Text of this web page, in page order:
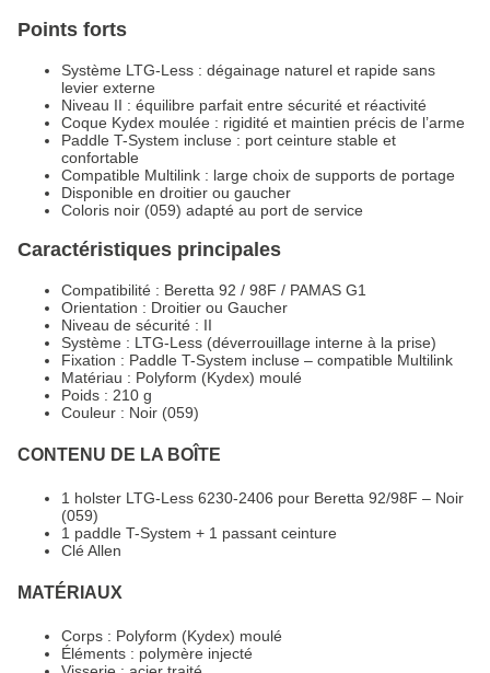
Points forts
Système LTG-Less : dégainage naturel et rapide sans
levier externe
Niveau II : équilibre parfait entre sécurité et réactivité
Coque Kydex moulée : rigidité et maintien précis de l’arme
Paddle T-System incluse : port ceinture stable et
confortable
Compatible Multilink : large choix de supports de portage
Disponible en droitier ou gaucher
Coloris noir (059) adapté au port de service
Caractéristiques principales
Compatibilité : Beretta 92 / 98F / PAMAS G1
Orientation : Droitier ou Gaucher
Niveau de sécurité : II
Système : LTG-Less (déverrouillage interne à la prise)
Fixation : Paddle T-System incluse – compatible Multilink
Matériau : Polyform (Kydex) moulé
Poids : 210 g
Couleur : Noir (059)
CONTENU DE LA BOÎTE
1 holster LTG-Less 6230-2406 pour Beretta 92/98F – Noir
(059)
1 paddle T-System + 1 passant ceinture
Clé Allen
MATÉRIAUX
Corps : Polyform (Kydex) moulé
Éléments : polymère injecté